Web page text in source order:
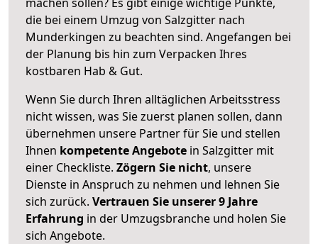
die bei einem Umzug von Salzgitter nach
Munderkingen zu beachten sind. Angefangen bei
der Planung bis hin zum Verpacken Ihres
kostbaren Hab & Gut.
Wenn Sie durch Ihren alltäglichen Arbeitsstress
nicht wissen, was Sie zuerst planen sollen, dann
übernehmen unsere Partner für Sie und stellen
Ihnen kompetente Angebote in Salzgitter mit
einer Checkliste. Zögern Sie nicht, unsere
Dienste in Anspruch zu nehmen und lehnen Sie
sich zurück. Vertrauen Sie unserer 9 Jahre
Erfahrung in der Umzugsbranche und holen Sie
sich Angebote.